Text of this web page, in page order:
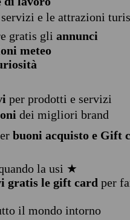
e le attrazioni
gratis gli annunci
meteo
per prodotti e servizi
dei migliori brand
buoni acquisto e Gift
la usi ★
gratis le gift card per
il mondo intorno